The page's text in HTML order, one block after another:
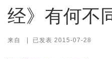
经》有何不
来自 | 已发表 2015-07-28